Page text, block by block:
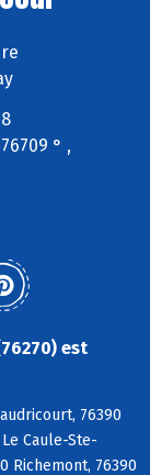
° ,
est
76390
Caule-Ste-
Richemont, 76390